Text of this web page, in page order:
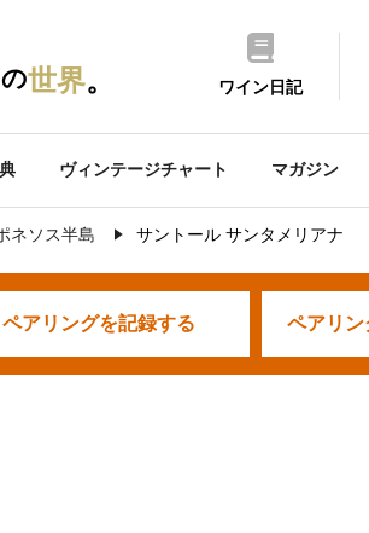
の世界。 ワイン日記
ヴィンテージチャート マガジン
ネソス半島 サントール サンタメリアナ
ペアリングを記録する ペアリン